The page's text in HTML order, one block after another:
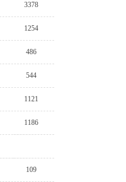
3378
1254
486
544
1121
1186
109